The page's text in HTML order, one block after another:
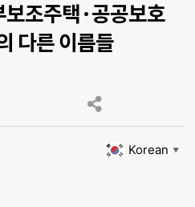
조주택·공공보호
다른 이름들
Korean ▼